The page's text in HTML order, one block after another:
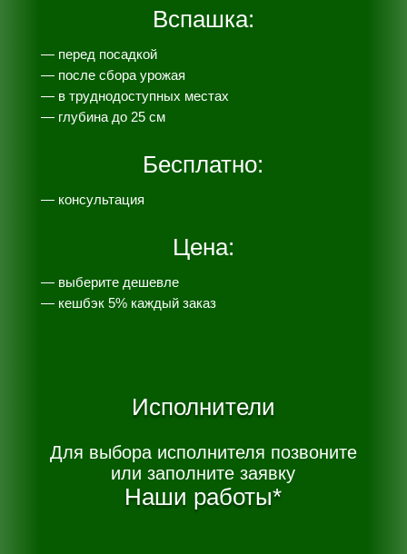
Вспашка:
— перед посадкой
— после сбора урожая
— в труднодоступных местах
— глубина до 25 см
Бесплатно:
— консультация
Цена:
— выберите дешевле
— кешбэк 5% каждый заказ
Исполнители
Для выбора исполнителя позвоните
или заполните заявку
Наши работы*